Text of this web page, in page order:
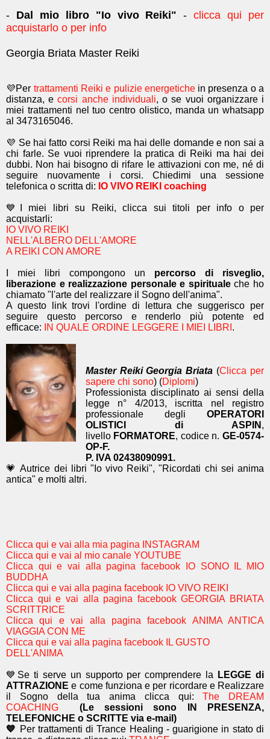
- Dal mio libro "Io vivo Reiki" -clicca qui per
acquistarlo o per info
Georgia Briata Master Reiki
💜Per trattamenti Reiki e pulizie energetichein presenza o a
distanza, ecorsi anche individuali, o se vuoi organizzare i
miei trattamenti nel tuo centro olistico, manda un whatsapp
al 3473165046.
💜 Se hai fatto corsi Reiki ma hai delle domande e non sai a
chi farle. Se vuoi riprendere la pratica di Reiki ma hai dei
dubbi. Non hai bisogno di rifare le attivazioni con me, né di
seguire nuovamente i corsi. Chiedimi una sessione
telefonica o scritta di: IO VIVO REIKI coaching
💙I miei libri su Reiki, clicca sui titoli per info o per
acquistarli:
IO VIVO REIKI
NELL'ALBERO DELL'AMORE
A REIKI CON AMORE
I miei libri compongono un percorso di risveglio,
liberazione e realizzazione personale e spiritualeche ho
chiamato "l'arte del realizzare il Sogno dell'anima".
A questo link trovi l'ordine di lettura che suggerisco per
seguire questo percorso e renderlo più potente ed
efficace:
IN QUALE ORDINE LEGGERE I MIEI LIBRI .
Master Reiki Georgia Briata (Clicca per
sapere chi sono) (Diplomi)
Professionista disciplinato ai sensi della
legge n° 4/2013, iscritta nel registro
professionale degli OPERATORI
OLISTICI di ASPIN ,
livello FORMATORE, codice n.GE-0574-
OP-F.
P. IVA 02438090991.
💗 Autrice dei libri "Io vivo Reiki", "Ricordati chi sei anima
antica" e molti altri.
Clicca qui e vai alla mia pagina INSTAGRAM
Clicca qui e vai al mio canale YOUTUBE
Clicca qui e vai alla pagina facebook IO SONO IL MIO
BUDDHA
Clicca qui e vai alla pagina facebook IO VIVO REIKI
Clicca qui e vai alla pagina facebook GEORGIA BRIATA
SCRITTRICE
Clicca qui e vai alla pagina facebook ANIMA ANTICA
VIAGGIA CON ME
Clicca qui e vai alla pagina facebook IL GUSTO
DELL'ANIMA
💙Se ti serve un supporto per comprendere la LEGGE di
ATTRAZIONEe come funziona e per ricordare e Realizzare
il Sogno della tua anima clicca qui:The DREAM
COACHING
(Le sessioni sono IN PRESENZA,
TELEFONICHE o SCRITTE via e-mail)
💙 Per trattamenti di Trance Healing - guarigione in stato di